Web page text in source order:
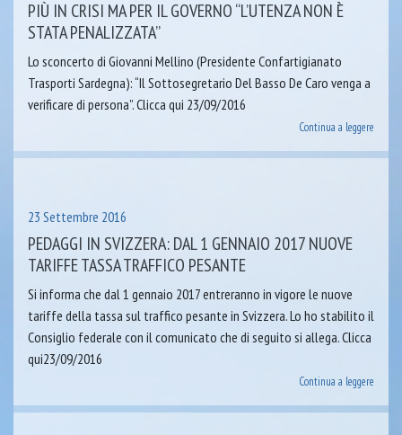
PIÙ IN CRISI MA PER IL GOVERNO “L’UTENZA NON È
STATA PENALIZZATA”
Lo sconcerto di Giovanni Mellino (Presidente Confartigianato
Trasporti Sardegna): “Il Sottosegretario Del Basso De Caro venga a
verificare di persona”. Clicca qui 23/09/2016
Continua a leggere
23 Settembre 2016
PEDAGGI IN SVIZZERA: DAL 1 GENNAIO 2017 NUOVE
TARIFFE TASSA TRAFFICO PESANTE
Si informa che dal 1 gennaio 2017 entreranno in vigore le nuove
tariffe della tassa sul traffico pesante in Svizzera. Lo ho stabilito il
Consiglio federale con il comunicato che di seguito si allega. Clicca
qui23/09/2016
Continua a leggere